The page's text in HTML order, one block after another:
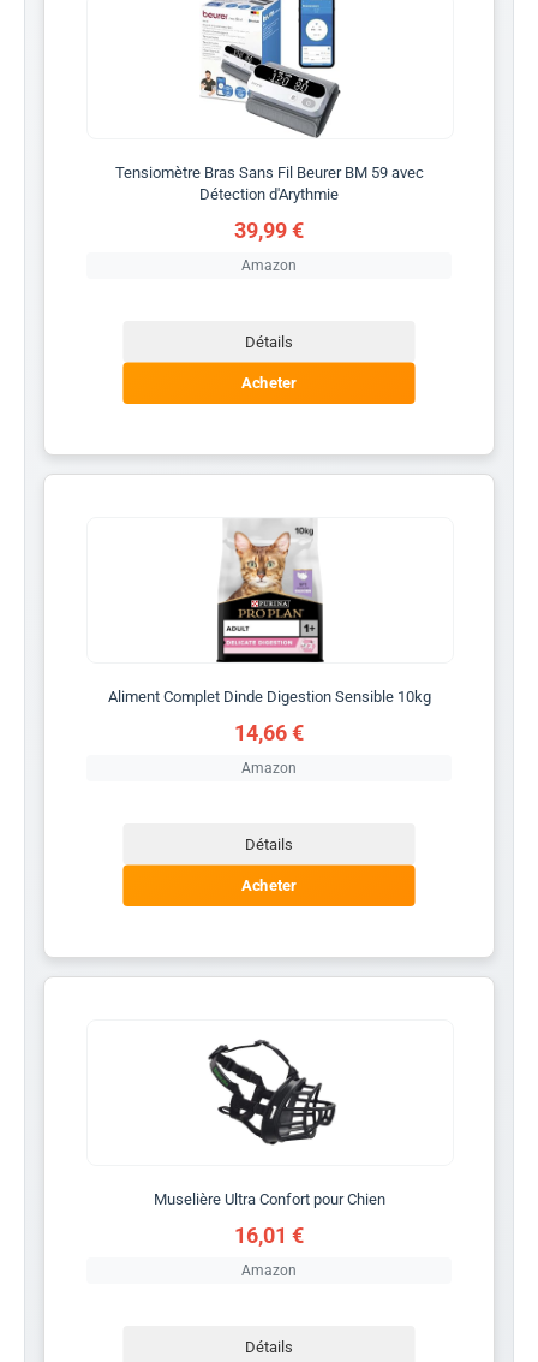
Tensiomètre Bras Sans Fil Beurer BM 59 avec
Détection d'Arythmie
39,99 €
Amazon
Détails
Acheter
Aliment Complet Dinde Digestion Sensible 10kg
14,66 €
Amazon
Détails
Acheter
Muselière Ultra Confort pour Chien
16,01 €
Amazon
Détails